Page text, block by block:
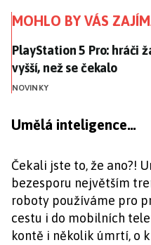
MOHLO BY VÁS
PlayStation 5 Pro: hráči
PlayStation 5 Pro: hráči
vyšší, než se čekalo
NOVINKY
Umělá inteligence…
Čekali jste to, že ano?!
bezesporu největším
roboty používáme pro
cestu i do mobilních
kontě i několik úmrtí, o